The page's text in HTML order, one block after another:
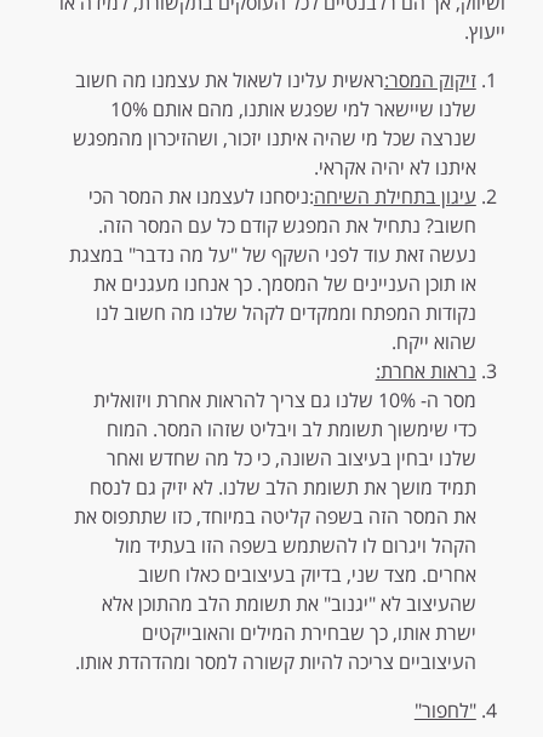
ייעוץ.
זיקוק המסר:ראשית עלינו לשאול את עצמנו מה חשוב
שלנו שיישאר למי שפגש אותנו, מהם אותם 10%
שנרצה שכל מי שהיה איתנו יזכור, ושהזיכרון מהמפגש
איתנו לא יהיה אקראי.
עיגון בתחילת השיחה:ניסחנו לעצמנו את המסר הכי
חשוב? נתחיל את המפגש קודם כל עם המסר הזה.
נעשה זאת עוד לפני השקף של "על מה נדבר" במצגת
או תוכן העניינים של המסמך. כך אנחנו מעגנים את
נקודות המפתח וממקדים לקהל שלנו מה חשוב לנו
שהוא ייקח.
נראות אחרת:
מסר ה- 10% שלנו גם צריך להראות אחרת ויזואלית
כדי שימשוך תשומת לב ויבליט שזהו המסר. המוח
שלנו יבחין בעיצוב השונה, כי כל מה שחדש ואחר
תמיד מושך את תשומת הלב שלנו. לא יזיק גם לנסח
את המסר הזה בשפה קליטה במיוחד, כזו שתתפוס את
הקהל ויגרום לו להשתמש בשפה הזו בעתיד מול
אחרים. מצד שני, בדיוק בעיצובים כאלו חשוב
שהעיצוב לא "יגנוב" את תשומת הלב מהתוכן אלא
ישרת אותו, כך שבחירת המילים והאובייקטים
העיצוביים צריכה להיות קשורה למסר ומהדהדת אותו.
"לחפור"